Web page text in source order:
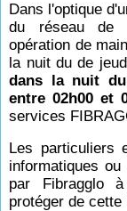
Dans l'optique
du réseau de
opération de
la nuit du de
dans la nuit
entre 02h00 et
services
Les particuliers
informatiques
par Fibragglo
protéger de